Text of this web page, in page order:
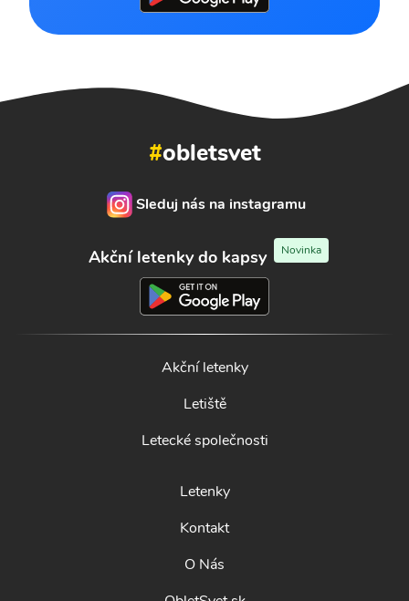
#obletsvet
Sleduj nás na instagramu
Akční letenky do kapsy Novinka
Akční letenky
Letiště
Letecké společnosti
Letenky
Kontakt
O Nás